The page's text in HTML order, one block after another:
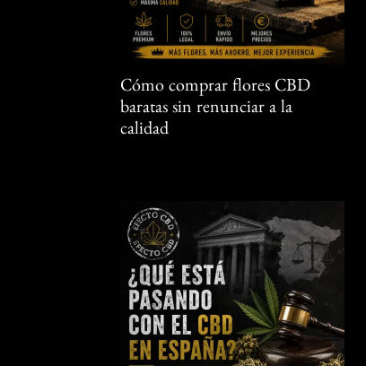
Cómo comprar flores CBD
baratas sin renunciar a la
calidad